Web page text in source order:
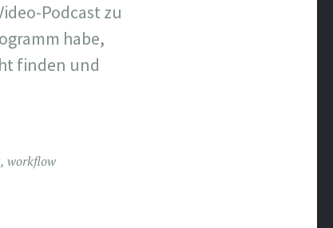
Podcast zu
habe,
finden und
, workflow